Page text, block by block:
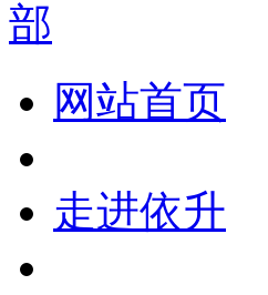
网站首页
走进依升